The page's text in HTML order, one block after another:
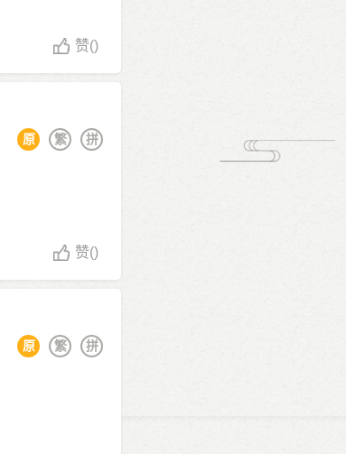
赞()
拼
繁
原
赞()
拼
繁
原